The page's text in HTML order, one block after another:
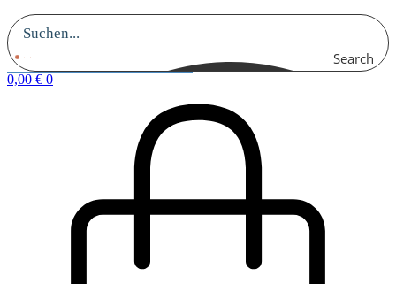
Search
0,00 € 0